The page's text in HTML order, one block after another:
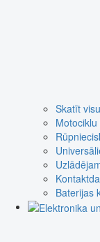
Skatīt
Baterijas